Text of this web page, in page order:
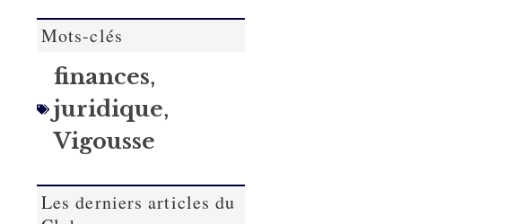
Mots-clés
finances,
juridique,
Vigousse
Les derniers articles du